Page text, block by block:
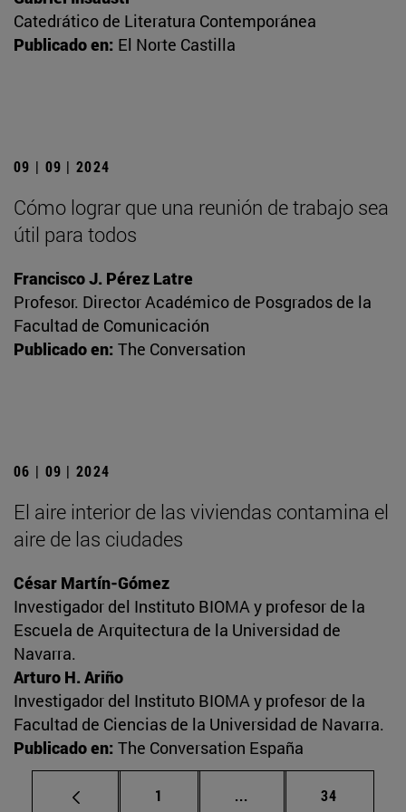
Catedrático de Literatura Contemporánea
Publicado en: El Norte Castilla
09 | 09 | 2024
Cómo lograr que una reunión de trabajo sea
útil para todos
Francisco J. Pérez Latre
Profesor. Director Académico de Posgrados de la
Facultad de Comunicación
Publicado en: The Conversation
06 | 09 | 2024
El aire interior de las viviendas contamina el
aire de las ciudades
César Martín-Gómez
Investigador del Instituto BIOMA y profesor de la
Escuela de Arquitectura de la Universidad de
Navarra.
Arturo H. Ariño
Investigador del Instituto BIOMA y profesor de la
Facultad de Ciencias de la Universidad de Navarra.
Publicado en: The Conversation España
Página
1 ... Páginas intermedias
Página
34